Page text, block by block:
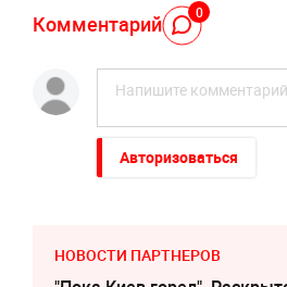
Комментарий 0
Авторизоваться
НОВОСТИ ПАРТНЕРОВ